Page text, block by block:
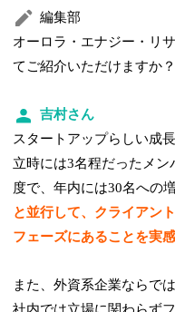
編集部
オーロラ・エナジー・リ
てご紹介いただけますか？
吉村さん
スタートアップらしい成
立時には3名程だったメン
度で、年内には30名への
と並行して、クライアン
フェーズにあることを実
また、外資系企業ならで